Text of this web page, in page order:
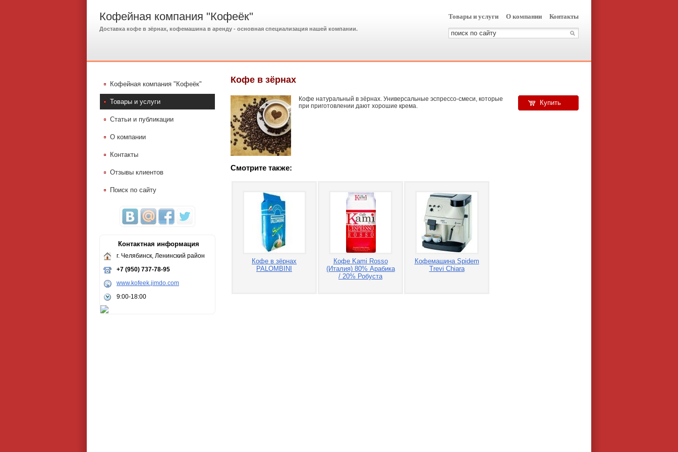
Кофейная компания "Кофеёк"
Доставка кофе в зёрнах, кофемашина в аренду - основная специализация нашей компании.
Товары и услуги О компании Контакты
Кофе в зёрнах
Кофе натуральный в зёрнах. Универсальные эспрессо-смеси, которые
при приготовлении дают хорошие крема.
Купить
Смотрите также:
Кофе в зёрнах
PALOMBINI
Кофе Kami Rosso
(Италия) 80% Арабика
/ 20% Робуста
Кофемашина Spidem
Trevi Chiara
Кофейная компания "Кофеёк"
Товары и услуги
Статьи и публикации
О компании
Контакты
Отзывы клиентов
Поиск по сайту
Контактная информация
г. Челябинск, Ленинский район
+7 (950) 737-78-95
www.kofeek.jimdo.com
9:00-18:00